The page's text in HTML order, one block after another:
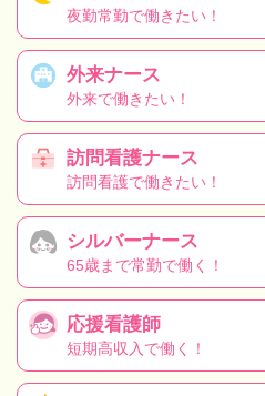
夜勤常勤で働きたい！
外来ナース
外来で働きたい！
訪問看護ナース
訪問看護で働きたい！
シルバーナース
65歳まで常勤で働く！
応援看護師
短期高収入で働く！